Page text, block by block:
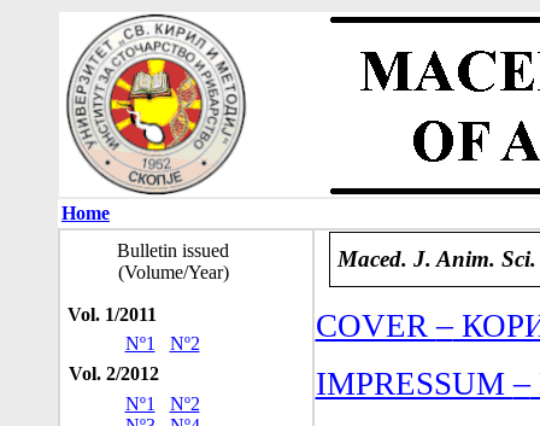
Home
Bulletin issued
(Volume/Year)
Vol. 1/2011
Nº1
Nº2
Vol. 2/2012
Nº1
Nº2
Maced. J. Anim. Sci.
COVER–
IMPRESSUM–